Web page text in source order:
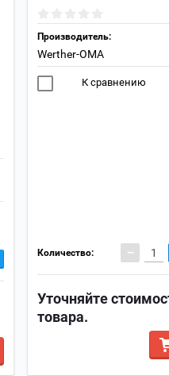
Производитель:
Werther-OMA
К сравнению
Количество: −
Уточняйте
товара.